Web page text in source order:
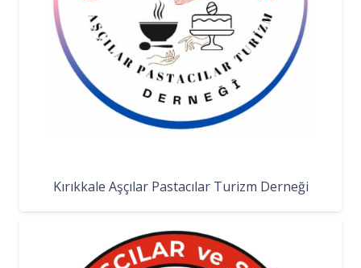
Kırıkkale Aşçılar Pastacılar Turizm Derneği